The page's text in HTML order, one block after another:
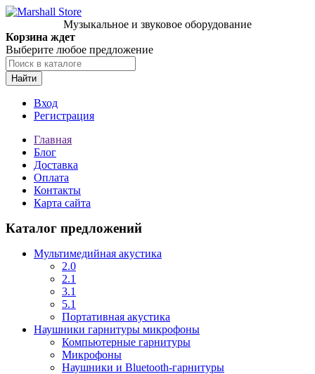
Музыкальное и звуковое оборудование
Корзина ждет
Выберите любое предложение
Найти
Вход
Регистрация
Главная
Блог
Доставка
Оплата
Контакты
Карта сайта
Каталог предложений
Мультимедийная акустика
2.0
2.1
3.1
5.1
Портативная акустика
Наушники гарнитуры микрофоны
Компьютерные гарнитуры
Микрофоны
Наушники и Bluetooth-гарнитуры